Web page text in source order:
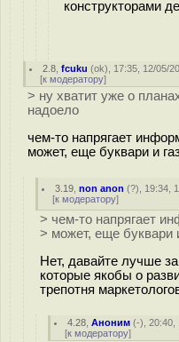
конструкторами
2.8 ,fcuku (ok), 17:35, 12/05/
[к модератору]
> ну хватит уже о
надоело
чем-то напрягает
может, еще буквари и
3.19 ,non anon (?), 19:34,
[к модератору]
> чем-то напрягает
> может, еще буквари
Нет, давайте лучше
которые якобы о
трепотня
4.28 ,Аноним (-), 20:40,
[к модератору]